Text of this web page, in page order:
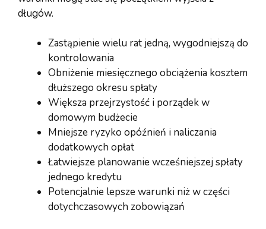
długów.
Zastąpienie wielu rat jedną, wygodniejszą do
kontrolowania
Obniżenie miesięcznego obciążenia kosztem
dłuższego okresu spłaty
Większa przejrzystość i porządek w
domowym budżecie
Mniejsze ryzyko opóźnień i naliczania
dodatkowych opłat
Łatwiejsze planowanie wcześniejszej spłaty
jednego kredytu
Potencjalnie lepsze warunki niż w części
dotychczasowych zobowiązań